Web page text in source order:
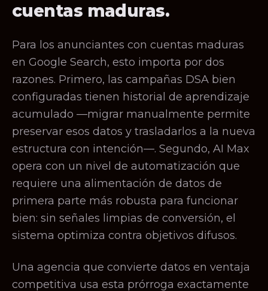
cuentas maduras.
Para los anunciantes con cuentas maduras
en Google Search, esto importa por dos
razones. Primero, las campañas DSA bien
configuradas tienen historial de aprendizaje
acumulado —migrar manualmente permite
preservar esos datos y trasladarlos a la nueva
estructura con intención—. Segundo, AI Max
opera con un nivel de automatización que
requiere una alimentación de datos de
primera parte más robusta para funcionar
bien: sin señales limpias de conversión, el
sistema optimiza contra objetivos difusos.
Una agencia que convierte datos en ventaja
competitiva usa esta prórroga exactamente